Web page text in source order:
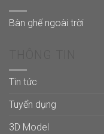
Bàn ghế ngoài trời
Tin tức
Tuyển dụng
3D Model